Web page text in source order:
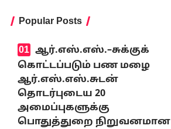
Popular Posts
ஆர்.எஸ்.எஸ்.–சுக்குக்
கொட்டப்படும் பண மழை
ஆர்.எஸ்.எஸ்.சுடன்
தொடர்புடைய 20
அமைப்புகளுக்கு
பொதுத்துறை நிறுவனமான